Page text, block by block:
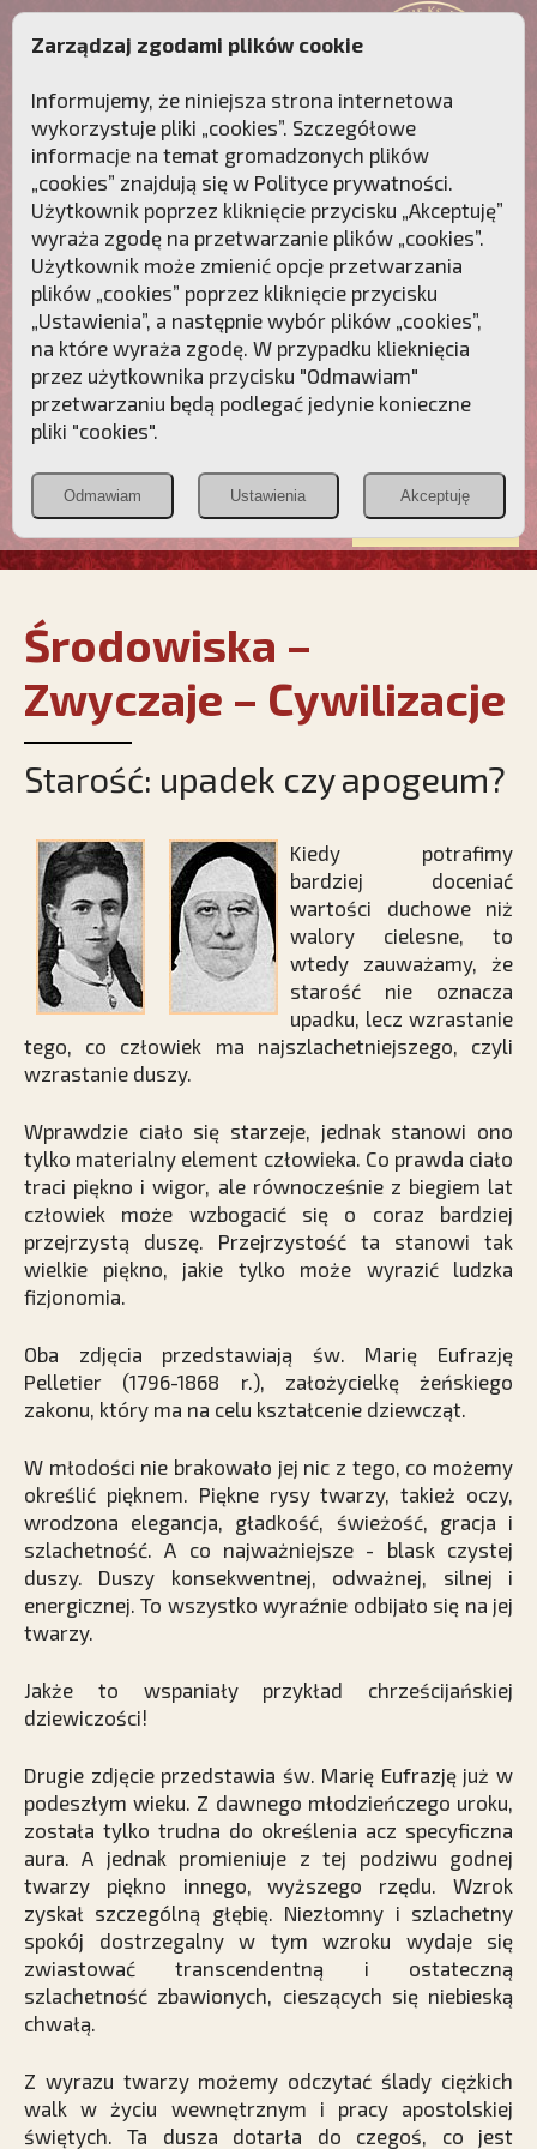
Przebudźmy sumienia Polaków!
Polonia
Christiana
PCh24.pl
Przymierze
POZNAJ APOSTOLAT FATIMY WESPRZYJ
NAS
Środowiska –
Zwyczaje – Cywilizacje
Starość: upadek czy apogeum?
Kiedy potrafimy
bardziej doceniać
wartości duchowe niż
walory cielesne, to
wtedy zauważamy, że
starość nie oznacza
upadku, lecz wzrastanie
tego, co człowiek ma najszlachetniejszego, czyli
wzrastanie duszy.
Wprawdzie ciało się starzeje, jednak stanowi ono
tylko materialny element człowieka. Co prawda ciało
traci piękno i wigor, ale równocześnie z biegiem lat
człowiek może wzbogacić się o coraz bardziej
przejrzystą duszę. Przejrzystość ta stanowi tak
wielkie piękno, jakie tylko może wyrazić ludzka
fizjonomia.
Oba zdjęcia przedstawiają św. Marię Eufrazję
Pelletier (1796-1868 r.), założycielkę żeńskiego
zakonu, który ma na celu kształcenie dziewcząt.
W młodości nie brakowało jej nic z tego, co możemy
określić pięknem. Piękne rysy twarzy, takież oczy,
wrodzona elegancja, gładkość, świeżość, gracja i
szlachetność. A co najważniejsze - blask czystej
duszy. Duszy konsekwentnej, odważnej, silnej i
energicznej. To wszystko wyraźnie odbijało się na jej
twarzy.
Jakże to wspaniały przykład chrześcijańskiej
dziewiczości!
Drugie zdjęcie przedstawia św. Marię Eufrazję już w
podeszłym wieku. Z dawnego młodzieńczego uroku,
została tylko trudna do określenia acz specyficzna
aura. A jednak promieniuje z tej podziwu godnej
twarzy piękno innego, wyższego rzędu. Wzrok
zyskał szczególną głębię. Niezłomny i szlachetny
spokój dostrzegalny w tym wzroku wydaje się
zwiastować transcendentną i ostateczną
szlachetność zbawionych, cieszących się niebieską
chwałą.
Z wyrazu twarzy możemy odczytać ślady ciężkich
walk w życiu wewnętrznym i pracy apostolskiej
świętych. Ta dusza dotarła do czegoś, co jest
Zarządzaj zgodami plików cookie
Informujemy, że niniejsza strona internetowa
wykorzystuje pliki „cookies”. Szczegółowe
informacje na temat gromadzonych plików
„cookies” znajdują się w Polityce prywatności.
Użytkownik poprzez kliknięcie przycisku „Akceptuję”
wyraża zgodę na przetwarzanie plików „cookies”.
Użytkownik może zmienić opcje przetwarzania
plików „cookies” poprzez kliknięcie przycisku
„Ustawienia”, a następnie wybór plików „cookies”,
na które wyraża zgodę. W przypadku klieknięcia
przez użytkownika przycisku "Odmawiam"
przetwarzaniu będą podlegać jedynie konieczne
pliki "cookies".
Odmawiam Ustawienia Akceptuję